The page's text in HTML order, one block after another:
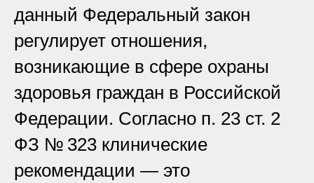
данный Федеральный закон
регулирует отношения,
возникающие в сфере охраны
здоровья граждан в Российской
Федерации. Согласно п. 23 ст. 2
ФЗ № 323 клинические
рекомендации — это